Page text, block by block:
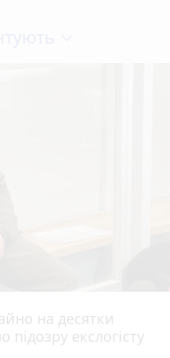
на десятки
підозру екслогісту